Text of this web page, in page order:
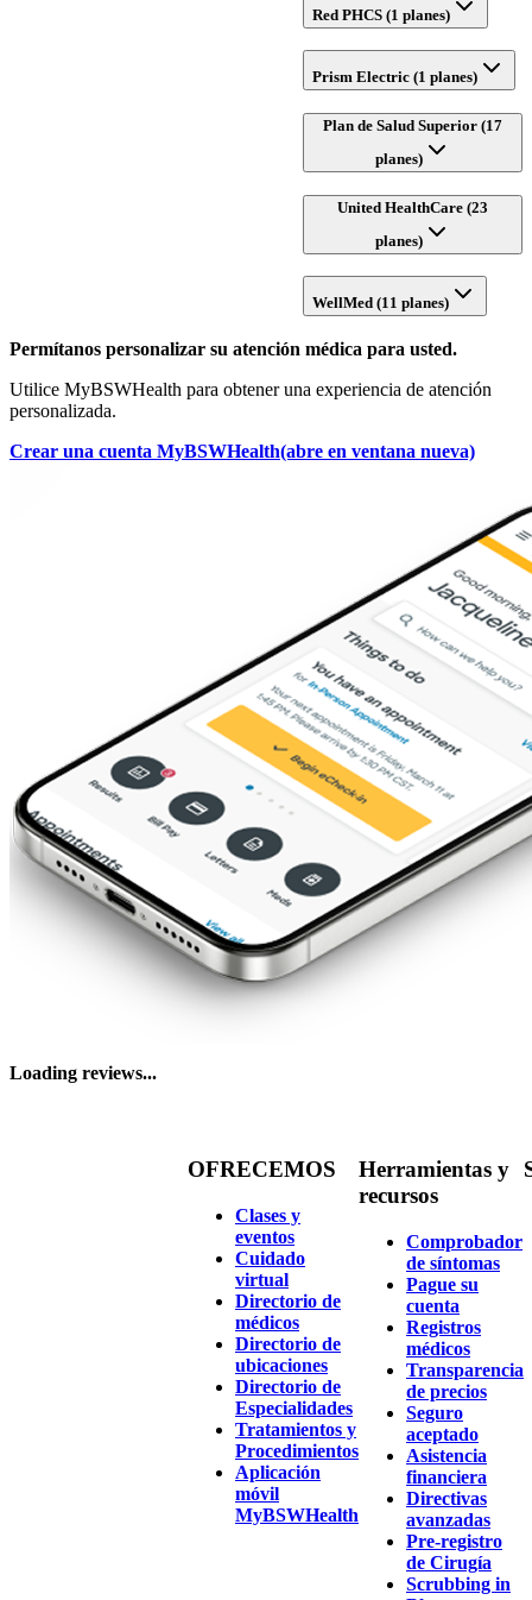
Red PHCS (1 planes)
Prism Electric (1 planes)
Plan de Salud Superior (17
planes)
United HealthCare (23
planes)
WellMed (11 planes)
Permítanos personalizar su atención médica para usted.
Utilice MyBSWHealth para obtener una experiencia de atención
personalizada.
Crear una cuenta MyBSWHealth(abre en ventana nueva)
Loading reviews...
OFRECEMOS
Clases y
eventos
Cuidado
virtual
Directorio de
médicos
Directorio de
ubicaciones
Directorio de
Especialidades
Tratamientos y
Procedimientos
Aplicación
móvil
MyBSWHealth
Herramientas y
recursos
Comprobador
de síntomas
Pague su
cuenta
Registros
médicos
Transparencia
de precios
Seguro
aceptado
Asistencia
financiera
Directivas
avanzadas
Pre-registro
de Cirugía
Scrubbing in